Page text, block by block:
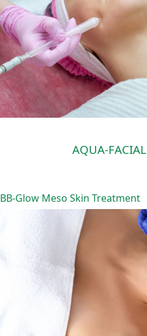
AQUA-FACIAL
BB-Glow Meso Skin Treatment